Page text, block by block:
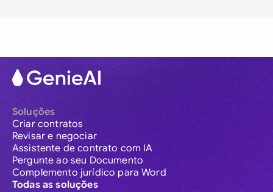
Soluções
Criar contratos
Revisar e negociar
Assistente de contrato com IA
Pergunte ao seu Documento
Complemento jurídico para Word
Todas as soluções